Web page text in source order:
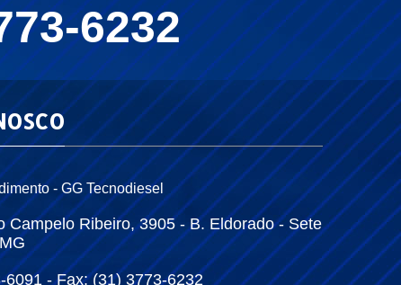
6232
- GG Tecnodiesel
Campelo Ribeiro, 3905 - B. Eldorado - Sete
6091 - Fax: (31) 3773-6232